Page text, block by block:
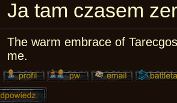
Ja tam czasem
The warm embrace of
me.